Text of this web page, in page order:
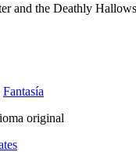
and the Deathly
Fantasía
original